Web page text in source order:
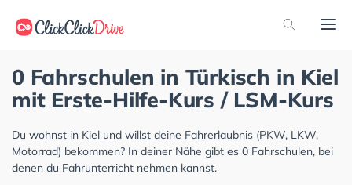
0 Fahrschulen in Türkisch in Kiel
mit Erste-Hilfe-Kurs / LSM-Kurs
Du wohnst in Kiel und willst deine Fahrerlaubnis (PKW, LKW,
Motorrad) bekommen? In deiner Nähe gibt es 0 Fahrschulen, bei
denen du Fahrunterricht nehmen kannst.